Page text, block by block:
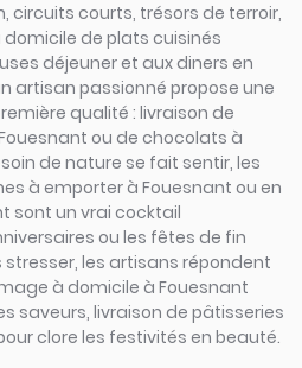
circuits courts, trésors de terroir,
de plats cuisinés
déjeuner et aux diners en
artisan passionné propose une
qualité : livraison de
ou de chocolats à
de nature se fait sentir, les
à emporter à Fouesnant ou en
sont un vrai cocktail
ou les fêtes de fin
stresser, les artisans répondent
à domicile à Fouesnant
saveurs, livraison de pâtisseries
clore les festivités en beauté.